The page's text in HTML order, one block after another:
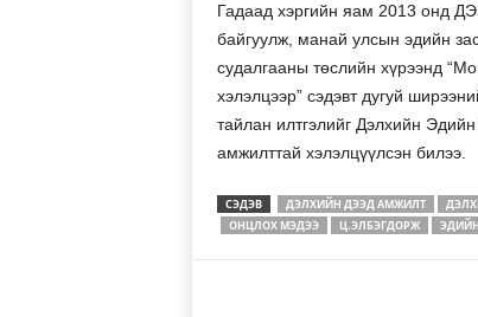
Гадаад хэргийн яам 2013 онд
байгуулж, манай улсын эдийн
судалгааны төслийн хүрээнд
хэлэлцээр” сэдэвт дугуй
тайлан илтгэлийг Дэлхийн
амжилттай хэлэлцүүлсэн билээ.
СЭДЭВ ДЭЛХИЙН ДЭЭД АМЖИЛТ
ОНЦЛОХ МЭДЭЭ
Ц.ЭЛБЭГДОРЖ